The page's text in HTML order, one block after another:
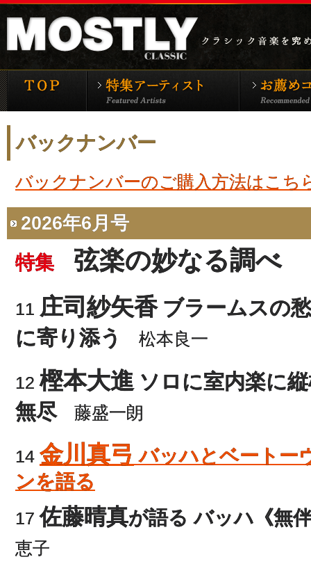
モーストリー・クラシックTOP 特集アーティ
バックナンバー
バックナンバーのご購入方法はこち
2026年6月号
特集 弦楽の妙なる調べ
11 庄司紗矢香 ブラームスの
に寄り添う
松本良一
12樫本大進 ソロに室内楽に
無尽藤盛一朗
14 金川真弓 バッハとベートー
ンを語る
17佐藤晴真が語る バッハ《無
恵子